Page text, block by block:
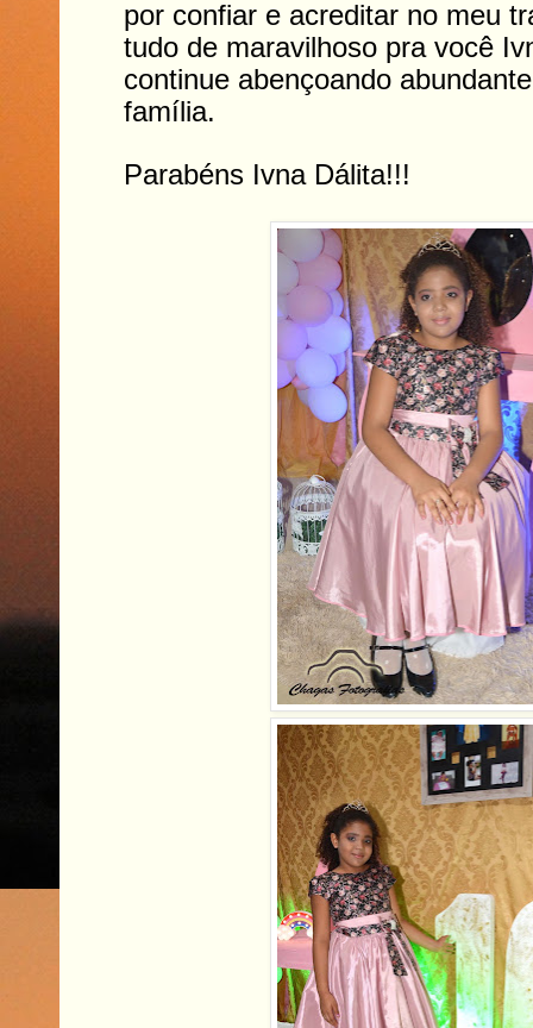
por confiar e acreditar no meu
tudo de maravilhoso pra você
continue abençoando
família.
Parabéns Ivna Dálita!!!